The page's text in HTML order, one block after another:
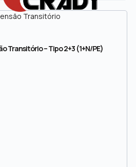
Transitório – Tipo 2+3 (1+N/PE)